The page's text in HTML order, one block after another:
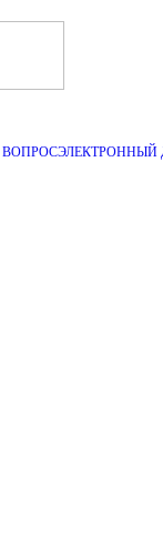
ВОПРОСЭЛЕКТРОННЫЙ